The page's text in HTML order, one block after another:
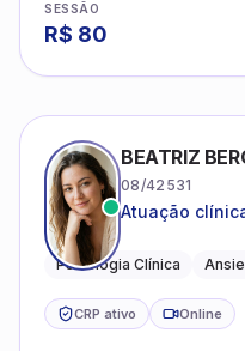
SESSÃO
R$ 80
BEATRIZ
08/42531
Atuação
Psicologia Clínica
CRP ativo Online